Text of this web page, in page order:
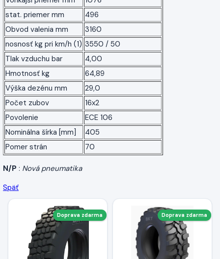
stat. priemer mm
496
Obvod valenia mm
3160
nosnosť kg pri km/h (1) 3550 / 50
Tlak vzduchu bar
4,00
Hmotnosť kg
64,89
Výška dezénu mm
29,0
Počet zubov
16x2
Povolenie
ECE 106
Nominálna šírka [mm]
405
Pomer strán
70
N/P : Nová pneumatika
Späť
Doprava zdarma Doprava zdarma